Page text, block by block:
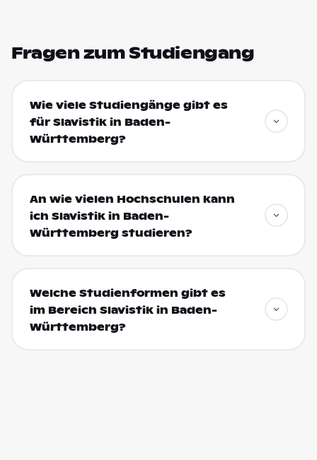
Fragen zum Studiengang
Wie viele Studiengänge gibt es
für Slavistik in Baden-
Württemberg?
An wie vielen Hochschulen kann
ich Slavistik in Baden-
Württemberg studieren?
Welche Studienformen gibt es
im Bereich Slavistik in Baden-
Württemberg?